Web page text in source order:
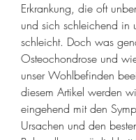
Erkrankung, die oft
und sich schleichend in
schleicht. Doch was
Osteochondrose und
unser Wohlbefinden
diesem Artikel werden
eingehend mit den
Ursachen und den